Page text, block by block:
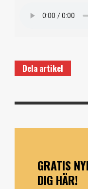
Dela artikel
GRATIS
DIG HÄR!